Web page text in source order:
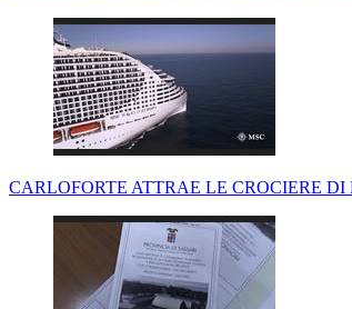
CARLOFORTE ATTRAE LE CROCIERE